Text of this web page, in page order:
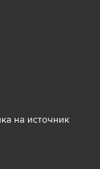
на источник